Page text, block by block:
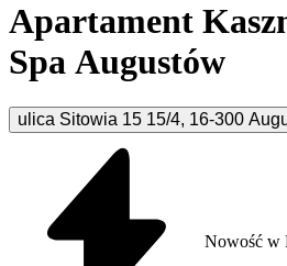
Apartament
Spa Augustów
ulica Sitowia 15 15/4, 16-300
Nowość w